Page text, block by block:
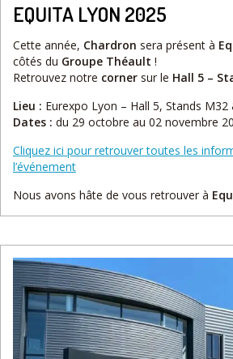
EQUITA LYON 2025
Cette année, Chardron sera présent à
côtés du Groupe Théault !
Retrouvez notre corner sur le Hall 5 –
Lieu : Eurexpo Lyon – Hall 5, Stands M32
Dates : du 29 octobre au 02 novembre
Cliquez ici pour retrouver toutes les
l’événement
Nous avons hâte de vous retrouver à